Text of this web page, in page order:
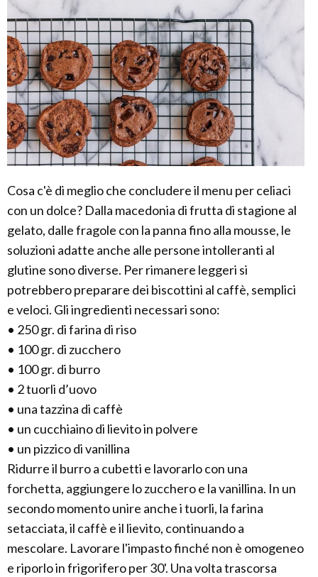
Cosa c'è di meglio che concludere il menu per celiaci
con un dolce? Dalla macedonia di frutta di stagione al
gelato, dalle fragole con la panna fino alla mousse, le
soluzioni adatte anche alle persone intolleranti al
glutine sono diverse. Per rimanere leggeri si
potrebbero preparare dei biscottini al caffè, semplici
e veloci. Gli ingredienti necessari sono:
• 250 gr. di farina di riso
• 100 gr. di zucchero
• 100 gr. di burro
• 2 tuorli d’uovo
• una tazzina di caffè
• un cucchiaino di lievito in polvere
• un pizzico di vanillina
Ridurre il burro a cubetti e lavorarlo con una
forchetta, aggiungere lo zucchero e la vanillina. In un
secondo momento unire anche i tuorli, la farina
setacciata, il caffè e il lievito, continuando a
mescolare. Lavorare l'impasto finché non è omogeneo
e riporlo in frigorifero per 30'. Una volta trascorsa